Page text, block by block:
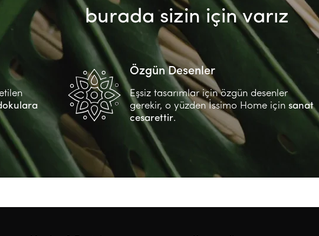
burada sizin için varız
Özgün Desenler
Eşsiz tasarımlar için özgün desenler
gerekir, o yüzden İssimo Home için sanat
cesarettir.